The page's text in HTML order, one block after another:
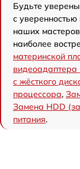
Будьте
с
наших
наиболее
материнской
с жёсткого
процессора,
Замена HDD
питания.